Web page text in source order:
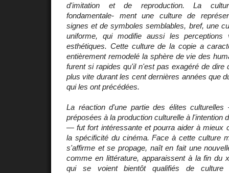
d'imitation et de reproduction. La
fondamentale- ment une culture de
signes et de symboles semblables, bref, une
uniforme, qui modifie aussi les
esthétiques. Cette culture de la copie a
entièrement remodelé la sphère de vie des
furent si rapides qu'il n'est pas exagéré de dire
plus vite durant les cent dernières années que
qui les ont précédées.
La réaction d'une partie des élites
préposées à la production culturelle à l'intention
— fut fort intéressante et pourra aider à mieux
la spécificité du cinéma. Face à cette culture
s'affirme et se propage, naît en fait une
comme en littérature, apparaissent à la fin du
qui se voient bientôt qualifiés de